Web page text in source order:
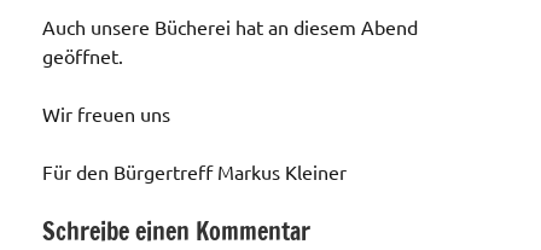
Auch unsere Bücherei hat an diesem Abend
geöffnet.
Wir freuen uns
Für den Bürgertreff Markus Kleiner
Schreibe einen Kommentar